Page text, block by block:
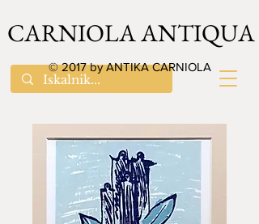
CARNIOLA ANTIQUA
© 2017 by ANTIKA CARNIOLA